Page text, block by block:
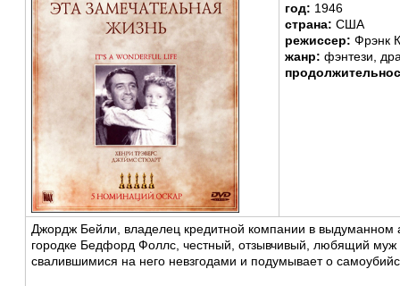
год: 1946
страна: США
режиссер: Фрэнк
жанр: фэнтези,
Джордж Бейли, владелец кредитной компании в выдуманном
городке Бедфорд Фоллс, честный, отзывчивый, любящий муж
свалившимися на него невзгодами и подумывает о